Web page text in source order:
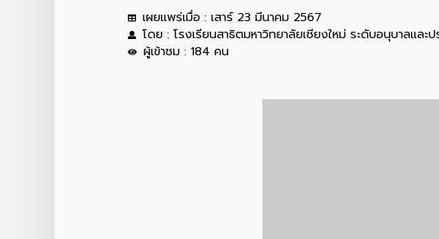
เผยแพร่เมื่อ : เสาร์ 23 มีนาคม 2567
โดย : โรงเรียนสาธิตมหาวิทยาลัยเชียงใหม่ ระดับอนุบาลและ
ผู้เข้าชม : 184 คน